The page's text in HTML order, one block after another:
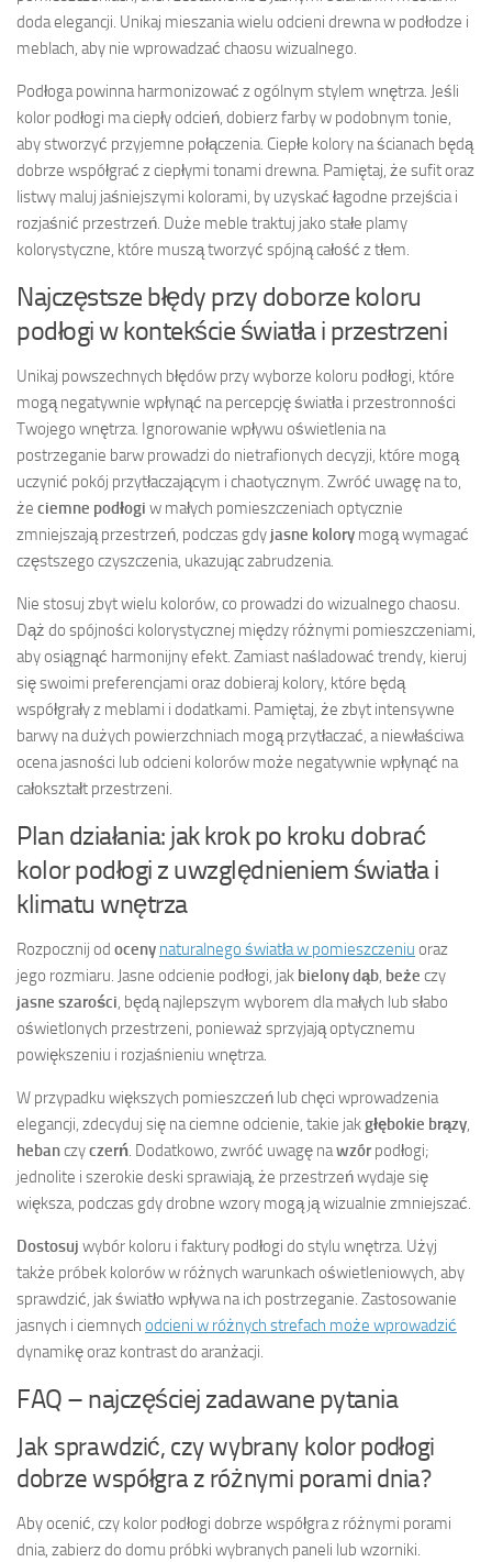
doda elegancji. Unikaj mieszania wielu odcieni drewna w podłodze i
meblach, aby nie wprowadzać chaosu wizualnego.
Podłoga powinna harmonizować z ogólnym stylem wnętrza. Jeśli
kolor podłogi ma ciepły odcień, dobierz farby w podobnym tonie,
aby stworzyć przyjemne połączenia. Ciepłe kolory na ścianach będą
dobrze współgrać z ciepłymi tonami drewna. Pamiętaj, że sufit oraz
listwy maluj jaśniejszymi kolorami, by uzyskać łagodne przejścia i
rozjaśnić przestrzeń. Duże meble traktuj jako stałe plamy
kolorystyczne, które muszą tworzyć spójną całość z tłem.
Najczęstsze błędy przy doborze koloru
podłogi w kontekście światła i przestrzeni
Unikaj powszechnych błędów przy wyborze koloru podłogi, które
mogą negatywnie wpłynąć na percepcję światła i przestronności
Twojego wnętrza. Ignorowanie wpływu oświetlenia na
postrzeganie barw prowadzi do nietrafionych decyzji, które mogą
uczynić pokój przytłaczającym i chaotycznym. Zwróć uwagę na to,
że ciemne podłogi w małych pomieszczeniach optycznie
zmniejszają przestrzeń, podczas gdy jasne kolory mogą wymagać
częstszego czyszczenia, ukazując zabrudzenia.
Nie stosuj zbyt wielu kolorów, co prowadzi do wizualnego chaosu.
Dąż do spójności kolorystycznej między różnymi pomieszczeniami,
aby osiągnąć harmonijny efekt. Zamiast naśladować trendy, kieruj
się swoimi preferencjami oraz dobieraj kolory, które będą
współgrały z meblami i dodatkami. Pamiętaj, że zbyt intensywne
barwy na dużych powierzchniach mogą przytłaczać, a niewłaściwa
ocena jasności lub odcieni kolorów może negatywnie wpłynąć na
całokształt przestrzeni.
Plan działania: jak krok po kroku dobrać
kolor podłogi z uwzględnieniem światła i
klimatu wnętrza
Rozpocznij od oceny naturalnego światła w pomieszczeniu oraz
jego rozmiaru. Jasne odcienie podłogi, jak bielony dąb, beże czy
jasne szarości, będą najlepszym wyborem dla małych lub słabo
oświetlonych przestrzeni, ponieważ sprzyjają optycznemu
powiększeniu i rozjaśnieniu wnętrza.
W przypadku większych pomieszczeń lub chęci wprowadzenia
elegancji, zdecyduj się na ciemne odcienie, takie jakgłębokie brązy,
hebanczyczerń. Dodatkowo, zwróć uwagę nawzórpodłogi;
jednolite i szerokie deski sprawiają, że przestrzeń wydaje się
większa, podczas gdy drobne wzory mogą ją wizualnie zmniejszać.
Dostosuj wybór koloru i faktury podłogi do stylu wnętrza. Użyj
także próbek kolorów w różnych warunkach oświetleniowych, aby
sprawdzić, jak światło wpływa na ich postrzeganie. Zastosowanie
jasnych i ciemnych odcieni w różnych strefach może wprowadzić
dynamikę oraz kontrast do aranżacji.
FAQ – najczęściej zadawane pytania
Jak sprawdzić, czy wybrany kolor podłogi
dobrze współgra z różnymi porami dnia?
Aby ocenić, czy kolor podłogi dobrze współgra z różnymi porami
dnia, zabierz do domu próbki wybranych paneli lub wzorniki.